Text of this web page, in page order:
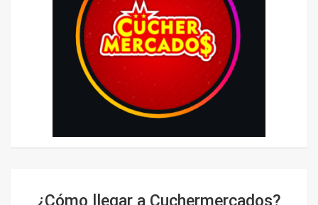
¿Cómo llegar a Cuchermercados?